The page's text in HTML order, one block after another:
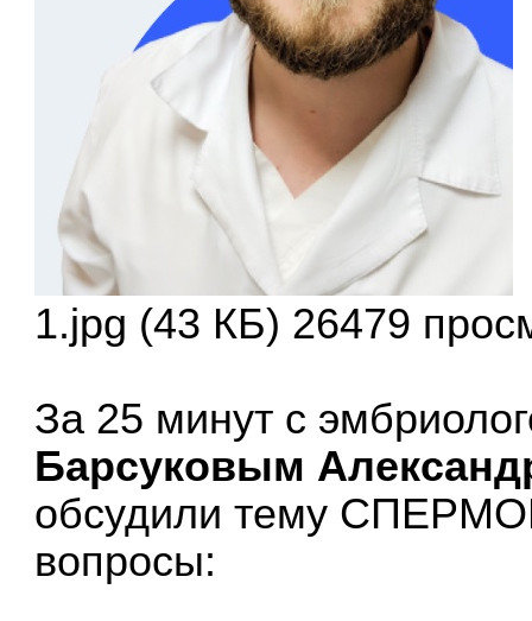
1.jpg (43 КБ) 26479
За 25 минут с
Барсуковым
обсудили тему
вопросы: